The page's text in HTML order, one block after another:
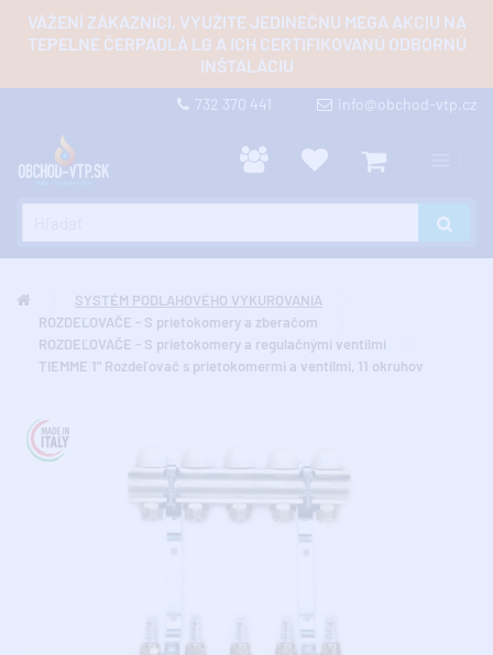
VÁŽENÍ ZÁKAZNÍCI, VYUŽITE JEDINEČNÚ MEGA AKCIU NA
TEPELNÉ ČERPADLÁ LG A ICH CERTIFIKOVANÚ ODBORNÚ
INŠTALÁCIU
732 370 441 info@obchod-vtp.cz
SYSTÉM PODLAHOVÉHO VYKUROVANIA
ROZDEĽOVAČE - S prietokomery a zberačom
ROZDEĽOVAČE - S prietokomery a regulačnými ventilmi
TIEMME 1" Rozdeľovač s prietokomermi a ventilmi, 11 okruhov